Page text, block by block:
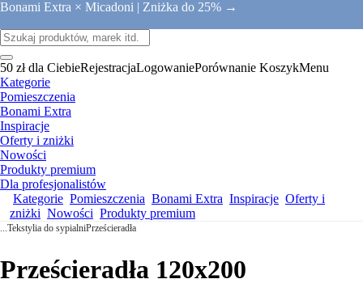
Bonami Extra × Micadoni | Zniżka do 25% →
50 zł dla CiebieRejestracjaLogowaniePorównanie KoszykMenu
Kategorie
Pomieszczenia
Bonami Extra
Inspiracje
Oferty i zniżki
Nowości
Produkty premium
Dla profesjonalistów
Kategorie Pomieszczenia Bonami Extra Inspiracje Oferty i
zniżki Nowości Produkty premium
...Tekstylia do sypialniPrześcieradła
Prześcieradła 120x200